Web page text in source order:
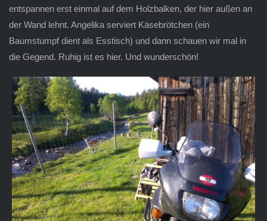
entspannen erst einmal auf dem Holzbalken, der hier außen an
der Wand lehnt. Angelika serviert Käsebrötchen (ein
Baumstumpf dient als Esstisch) und dann schauen wir mal in
die Gegend. Ruhig ist es hier. Und wunderschön!